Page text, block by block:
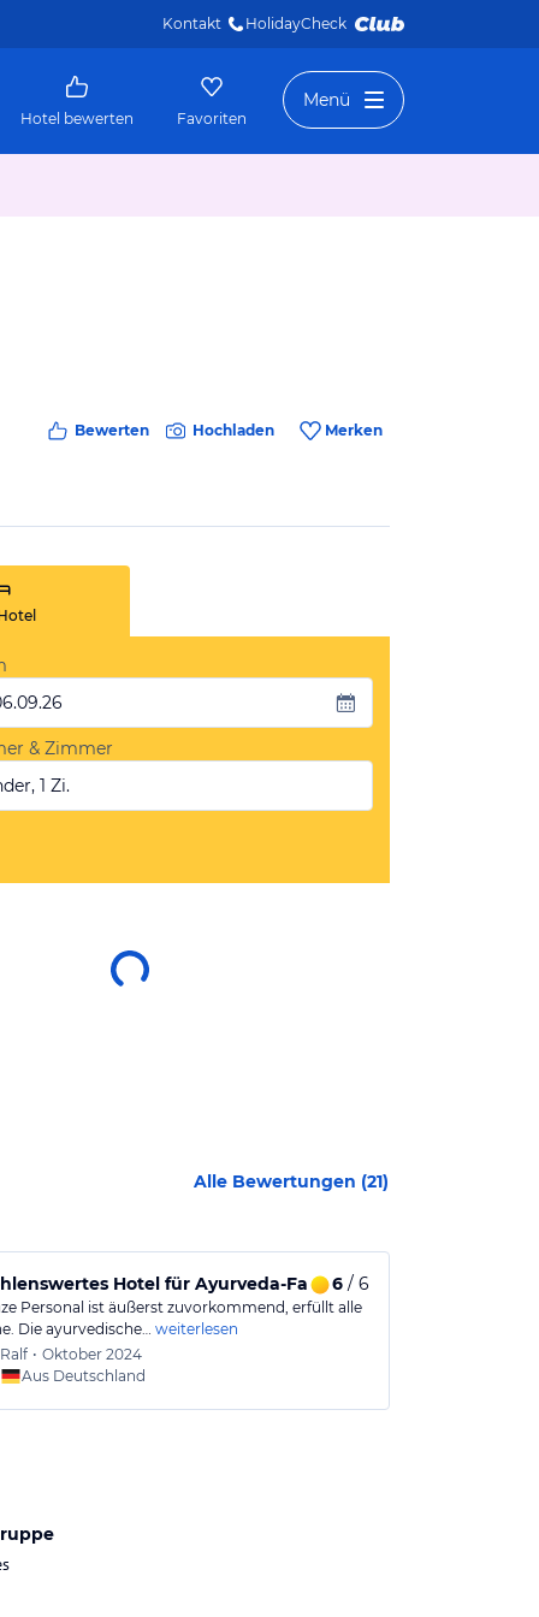
Kontakt HolidayCheck
Hotel bewerten Favoriten
Menü
Bewerten Hochladen Merken
& Zimmer
1 Zi.
Alle Bewertungen (21)
Hotel für Ayurveda-Fans6/ 6
Personal ist äußerst zuvorkommend, erfüllt alle
Die ayurvedische… weiterlesen
Ralf • Oktober 2024
Aus Deutschland